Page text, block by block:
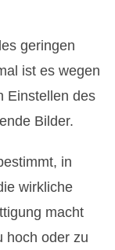
geringen
ist es wegen
Einstellen des
Bilder.
in
wirkliche
macht
hoch oder zu